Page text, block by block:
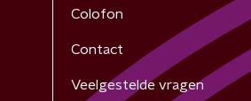
Colofon
Contact
Veelgestelde vragen